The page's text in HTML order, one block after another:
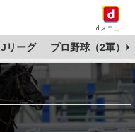
dメニュー
Jリーグ プロ野球（2軍）